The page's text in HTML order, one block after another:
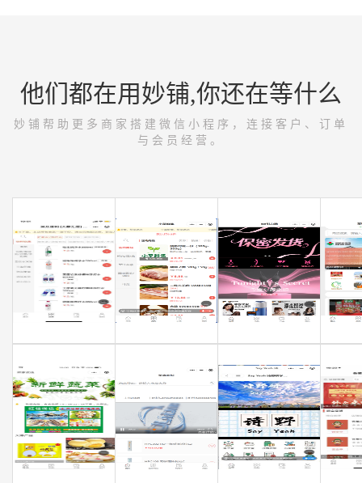
他们都在用妙铺,你还在等什么
妙铺帮助更多商家搭建微信小程序，连接客户、订单
与会员经营。